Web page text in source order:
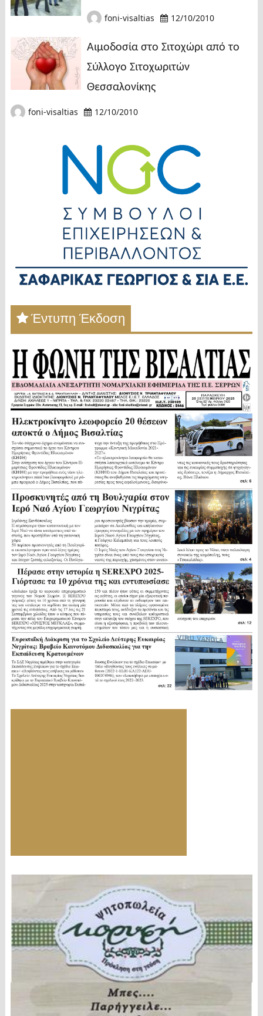
foni-visaltias 12/10/2010
Αιμοδοσία στο Σιτοχώρι από το
Σύλλογο Σιτοχωριτών
Θεσσαλονίκης
foni-visaltias 12/10/2010
Έντυπη Έκδοση